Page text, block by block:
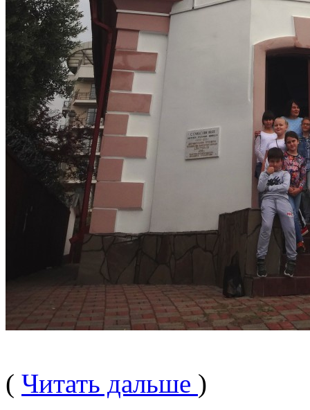
( Читать дальше )